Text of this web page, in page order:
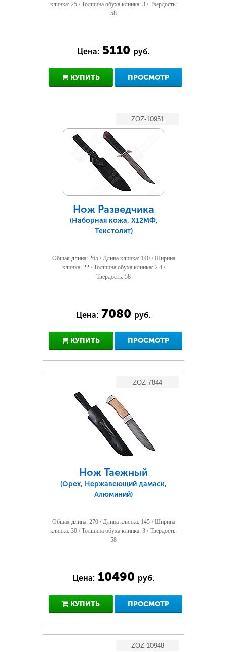
клинка: 25 / Толщина обуха клинка: 3 / Твердость:
58
Цена: 5110 руб.
КУПИТЬ ПРОСМОТР
ZOZ-10951
Нож Разведчика
(Наборная кожа, Х12МФ,
Текстолит)
Общая длина: 265 / Длина клинка: 140 / Ширина
клинка: 22 / Толщина обуха клинка: 2.4 /
Твердость: 58
Цена: 7080 руб.
КУПИТЬ ПРОСМОТР
ZOZ-7844
Нож Таежный
(Орех, Нержавеющий дамаск,
Алюминий)
Общая длина: 270 / Длина клинка: 145 / Ширина
клинка: 30 / Толщина обуха клинка: 3 / Твердость:
58
Цена: 10490 руб.
КУПИТЬ ПРОСМОТР
ZOZ-10948